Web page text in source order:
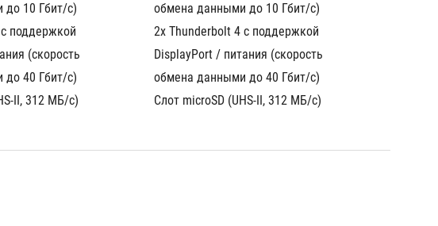
10 Гбит/с)
поддержкой
(скорость
40 Гбит/с)
II, 312 МБ/с)
обмена данными до 10 Гбит/с)
2x Thunderbolt 4 с поддержкой
DisplayPort / питания (скорость
обмена данными до 40 Гбит/с)
Слот microSD (UHS-II, 312 МБ/с)